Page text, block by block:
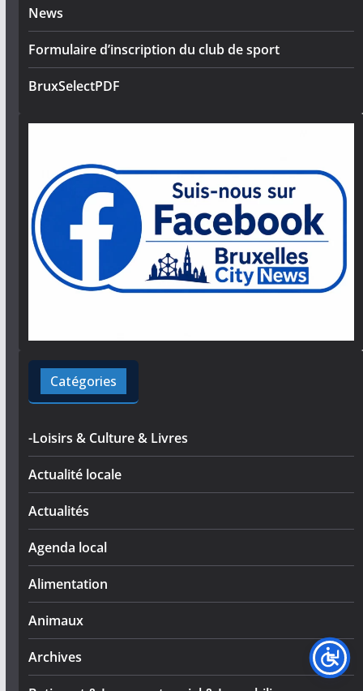
News
Formulaire d’inscription du club de sport
BruxSelectPDF
Catégories
-Loisirs & Culture & Livres
Actualité locale
Actualités
Agenda local
Alimentation
Animaux
Archives